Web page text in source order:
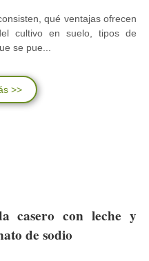
qué ventajas ofrecen
cultivo en suelo, tipos de
se pue...
>>
casero con leche y
de sodio